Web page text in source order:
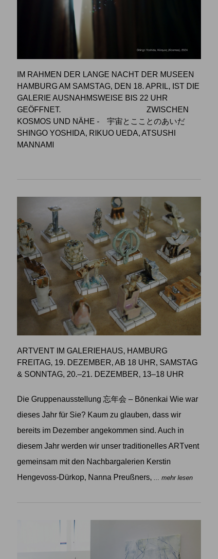
IM RAHMEN DER LANGE NACHT DER MUSEEN
HAMBURG AM SAMSTAG, DEN 18. APRIL, IST DIE
GALERIE AUSNAHMSWEISE BIS 22 UHR
GEÖFFNET. ZWISCHEN
KOSMOS UND NÄHE - 宇宙とこことのあいだ
SHINGO YOSHIDA, RIKUO UEDA, ATSUSHI
MANNAMI
ARTVENT IM GALERIEHAUS, HAMBURG
FREITAG, 19. DEZEMBER, AB 18 UHR, SAMSTAG
& SONNTAG, 20.–21. DEZEMBER, 13–18 UHR
Die Gruppenausstellung 忘年会 – Bōnenkai Wie war
dieses Jahr für Sie? Kaum zu glauben, dass wir
bereits im Dezember angekommen sind. Auch in
diesem Jahr werden wir unser traditionelles ARTvent
gemeinsam mit den Nachbargalerien Kerstin
Hengevoss-Dürkop, Nanna Preußners,
... mehr lesen